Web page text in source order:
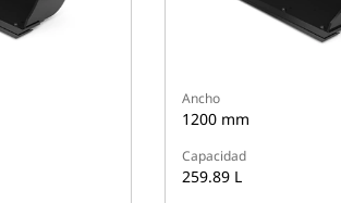
Ancho
1200 mm
Capacidad
259.89 L